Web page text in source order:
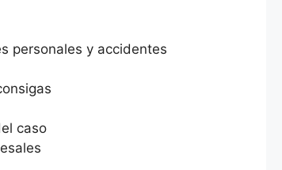
personales y accidentes
caso